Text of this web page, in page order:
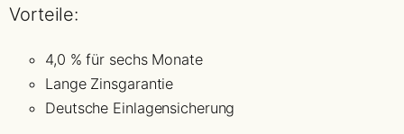
Vorteile:
4,0 % für sechs Monate
Lange Zinsgarantie
Deutsche Einlagensicherung